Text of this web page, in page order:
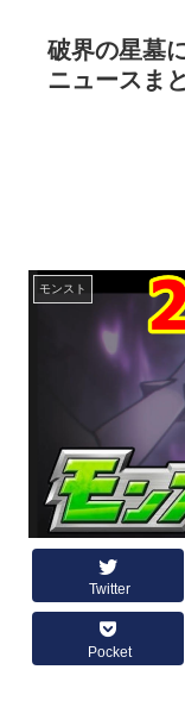
破界の星墓
ニュースま
モンスト
Twitter
Pocket